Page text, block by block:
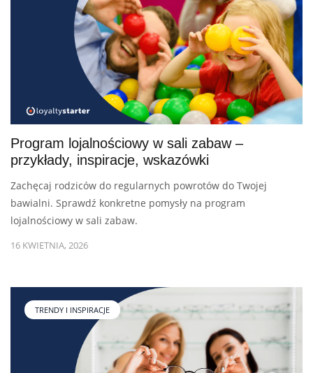
Program lojalnościowy w sali zabaw –
przykłady, inspiracje, wskazówki
Zachęcaj rodziców do regularnych powrotów do Twojej
bawialni. Sprawdź konkretne pomysły na program
lojalnościowy w sali zabaw.
16 KWIETNIA, 2026
TRENDY I INSPIRACJE